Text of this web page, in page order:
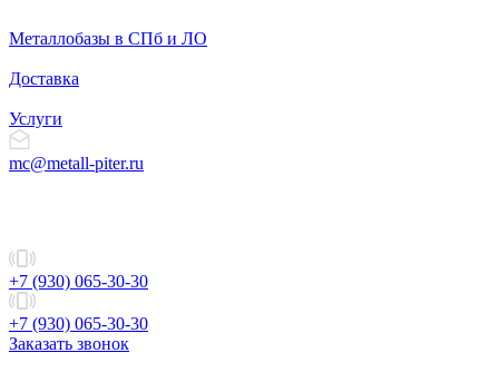
Металлобазы в СПб и ЛО
Доставка
Услуги
mc@metall-piter.ru
+7 (930) 065-30-30
+7 (930) 065-30-30
Заказать звонок